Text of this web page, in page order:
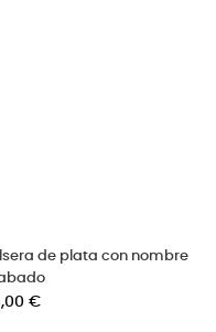
Pulsera aro de plata grabada
Precio
45,90 €